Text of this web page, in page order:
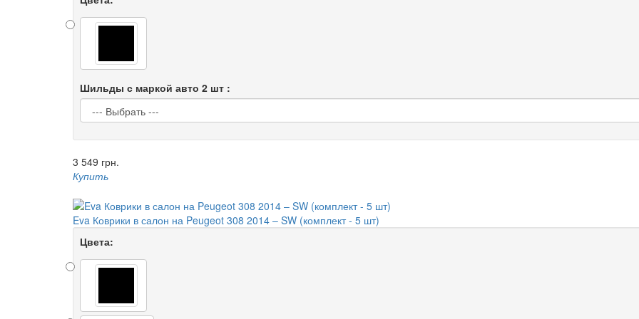
Шильды с маркой авто 2 шт :
3 549 грн.
Купить
Eva Коврики в салон на Peugeot 308 2014 – SW (комплект - 5 шт)
Цвета: